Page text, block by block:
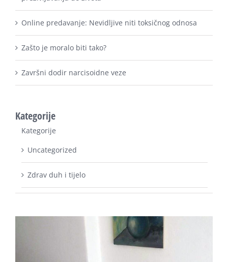
Online predavanje: Nevidljive niti toksičnog odnosa
Zašto je moralo biti tako?
Završni dodir narcisoidne veze
Kategorije
Uncategorized
Zdrav duh i tijelo